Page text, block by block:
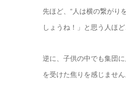
先ほど、“人は横の繋がり
しょうね！」と思う人ほ
逆に、子供の中でも集団
を受けた焦りを感じません